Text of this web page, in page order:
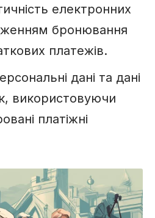
електронних
бронювання
платежів.
дані та дані
використовуючи
платіжні